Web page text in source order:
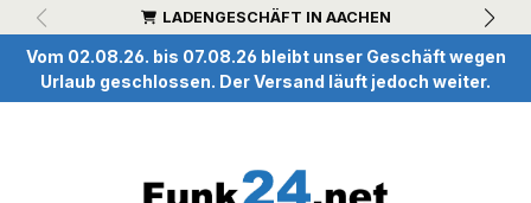
springen LADENGESCHÄFT IN AACHEN
Vom 02.08.26. bis 07.08.26 bleibt unser Geschäft wegen
Urlaub geschlossen. Der Versand läuft jedoch weiter.